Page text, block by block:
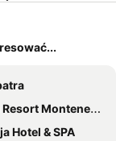
Montenegro
Hotel & SPA